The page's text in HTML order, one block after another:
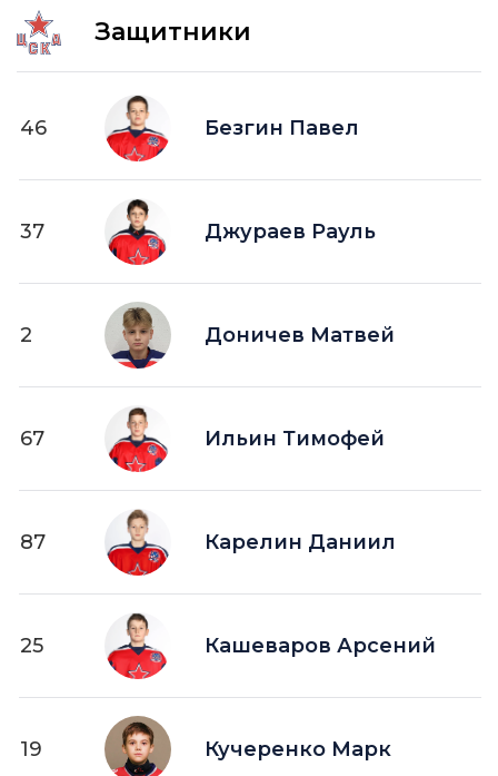
Защитники
46 Безгин Павел
37 Джураев Рауль
2 Доничев Матвей
67 Ильин Тимофей
87 Карелин Даниил
25 Кашеваров Арсений
19 Кучеренко Марк